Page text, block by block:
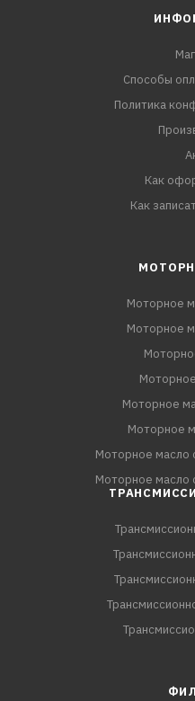
Способы
Политика
Как
Как
Моторное
Моторное
Моторное
Моторное
Моторное масло
Моторное масло